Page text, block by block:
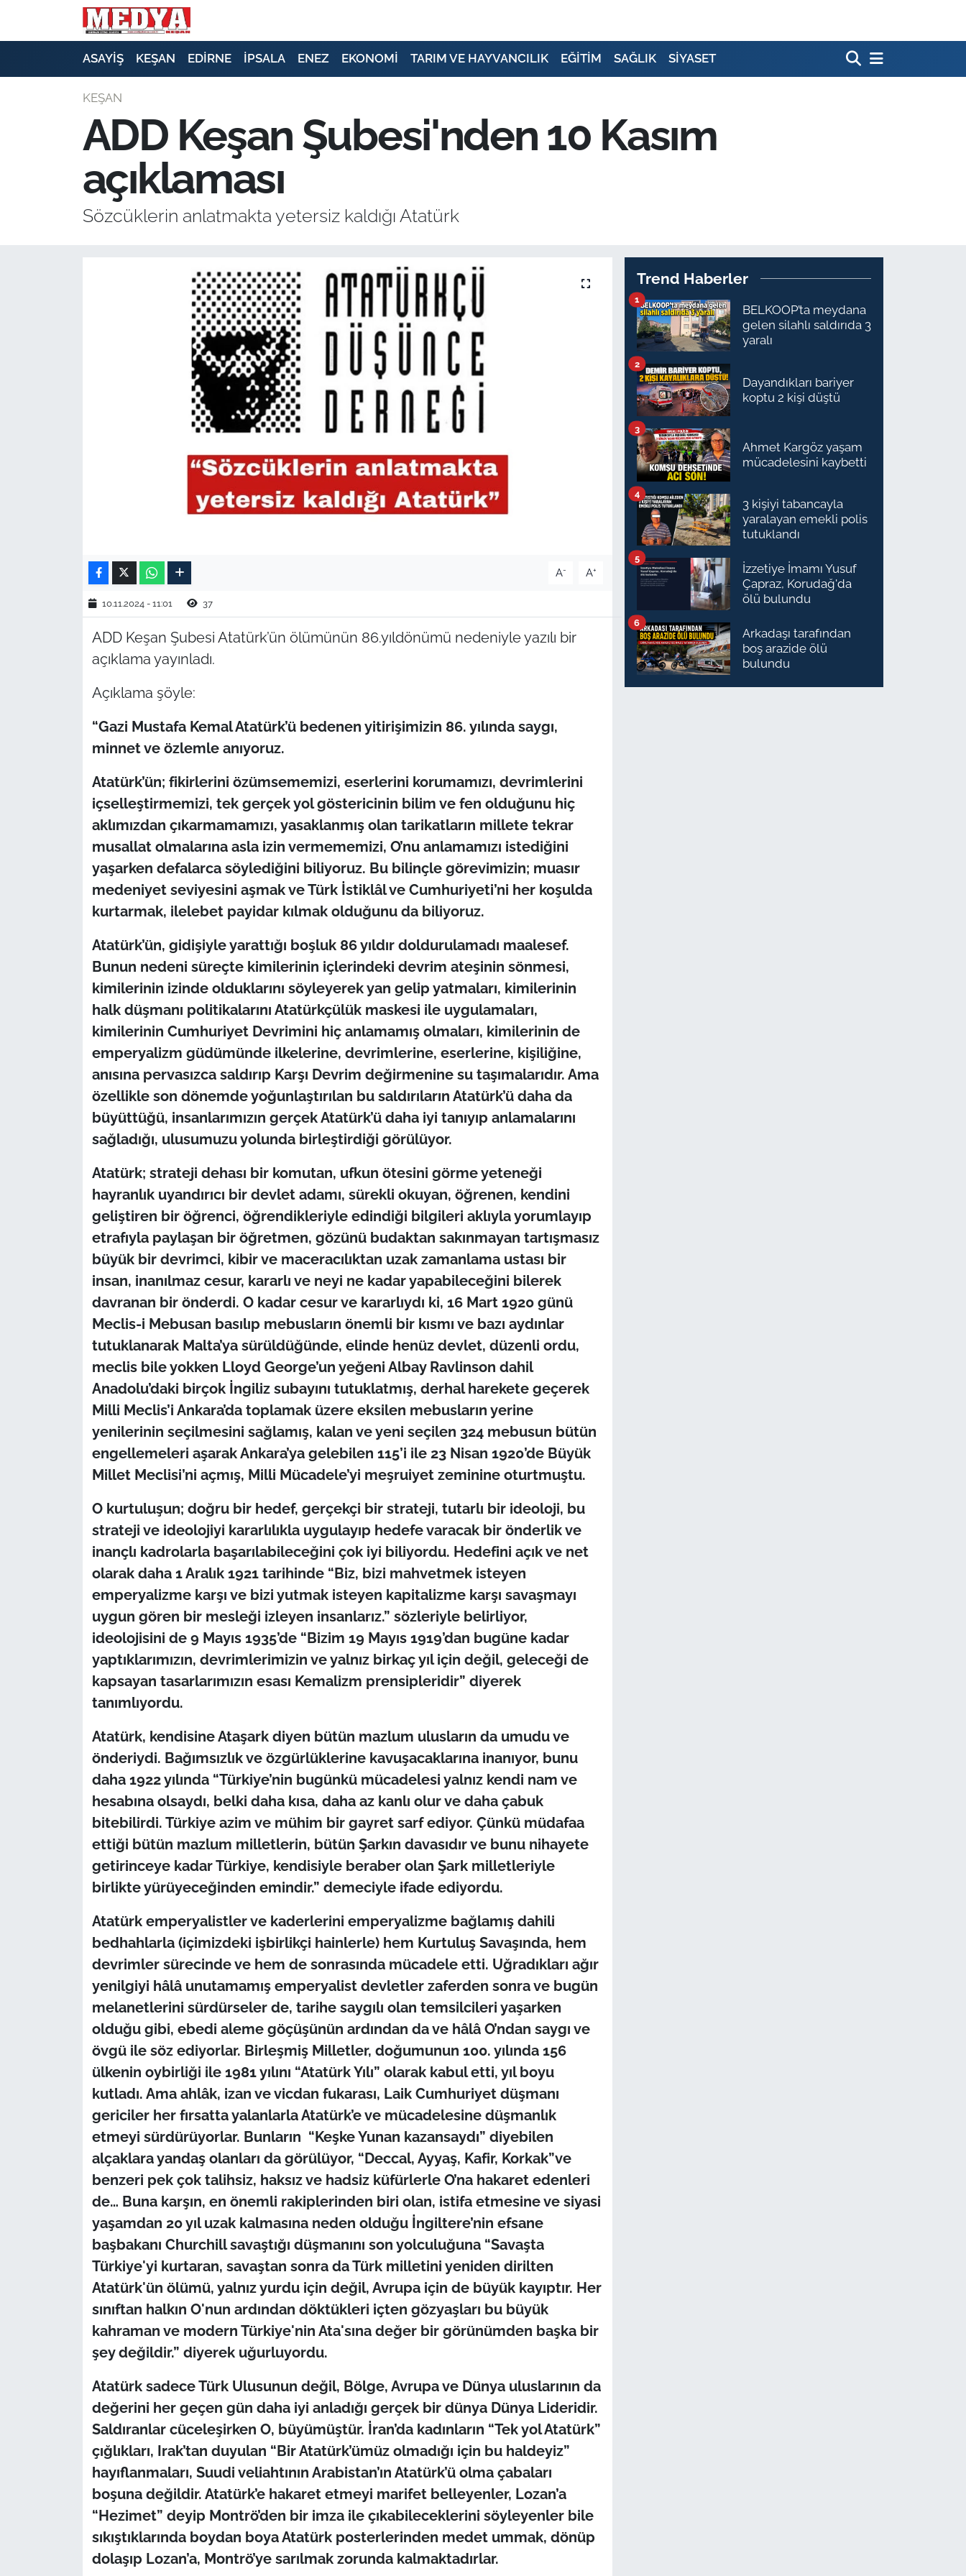
ASAYİŞ KEŞAN EDİRNE İPSALA ENEZ EKONOMİ TARIM VE HAYVANCILIK EĞİTİM SAĞLIK SİYASET
KEŞAN
ADD Keşan Şubesi'nden 10 Kasım
açıklaması
Sözcüklerin anlatmakta yetersiz kaldığı Atatürk
A- A+
10.11.2024 - 11:01 37
ADD Keşan Şubesi Atatürk’ün ölümünün 86.yıldönümü nedeniyle yazılı bir
açıklama yayınladı.
Açıklama şöyle:
“Gazi Mustafa Kemal Atatürk’ü bedenen yitirişimizin 86. yılında saygı,
minnet ve özlemle anıyoruz.
Atatürk’ün; fikirlerini özümsememizi, eserlerini korumamızı, devrimlerini
içselleştirmemizi, tek gerçek yol göstericinin bilim ve fen olduğunu hiç
aklımızdan çıkarmamamızı, yasaklanmış olan tarikatların millete tekrar
musallat olmalarına asla izin vermememizi, O’nu anlamamızı istediğini
yaşarken defalarca söylediğini biliyoruz. Bu bilinçle görevimizin; muasır
medeniyet seviyesini aşmak ve Türk İstiklâl ve Cumhuriyeti’ni her koşulda
kurtarmak, ilelebet payidar kılmak olduğunu da biliyoruz.
Atatürk’ün, gidişiyle yarattığı boşluk 86 yıldır doldurulamadı maalesef.
Bunun nedeni süreçte kimilerinin içlerindeki devrim ateşinin sönmesi,
kimilerinin izinde olduklarını söyleyerek yan gelip yatmaları, kimilerinin
halk düşmanı politikalarını Atatürkçülük maskesi ile uygulamaları,
kimilerinin Cumhuriyet Devrimini hiç anlamamış olmaları, kimilerinin de
emperyalizm güdümünde ilkelerine, devrimlerine, eserlerine, kişiliğine,
anısına pervasızca saldırıp Karşı Devrim değirmenine su taşımalarıdır. Ama
özellikle son dönemde yoğunlaştırılan bu saldırıların Atatürk’ü daha da
büyüttüğü, insanlarımızın gerçek Atatürk’ü daha iyi tanıyıp anlamalarını
sağladığı, ulusumuzu yolunda birleştirdiği görülüyor.
Atatürk; strateji dehası bir komutan, ufkun ötesini görme yeteneği
hayranlık uyandırıcı bir devlet adamı, sürekli okuyan, öğrenen, kendini
geliştiren bir öğrenci, öğrendikleriyle edindiği bilgileri aklıyla yorumlayıp
etrafıyla paylaşan bir öğretmen, gözünü budaktan sakınmayan tartışmasız
büyük bir devrimci, kibir ve maceracılıktan uzak zamanlama ustası bir
insan, inanılmaz cesur, kararlı ve neyi ne kadar yapabileceğini bilerek
davranan bir önderdi. O kadar cesur ve kararlıydı ki, 16 Mart 1920 günü
Meclis-i Mebusan basılıp mebusların önemli bir kısmı ve bazı aydınlar
tutuklanarak Malta’ya sürüldüğünde, elinde henüz devlet, düzenli ordu,
meclis bile yokken Lloyd George’un yeğeni Albay Ravlinson dahil
Anadolu’daki birçok İngiliz subayını tutuklatmış, derhal harekete geçerek
Milli Meclis’i Ankara’da toplamak üzere eksilen mebusların yerine
yenilerinin seçilmesini sağlamış, kalan ve yeni seçilen 324 mebusun bütün
engellemeleri aşarak Ankara’ya gelebilen 115’i ile 23 Nisan 1920’de Büyük
Millet Meclisi’ni açmış, Milli Mücadele’yi meşruiyet zeminine oturtmuştu.
O kurtuluşun; doğru bir hedef, gerçekçi bir strateji, tutarlı bir ideoloji, bu
strateji ve ideolojiyi kararlılıkla uygulayıp hedefe varacak bir önderlik ve
inançlı kadrolarla başarılabileceğini çok iyi biliyordu. Hedefini açık ve net
olarak daha 1 Aralık 1921 tarihinde “Biz, bizi mahvetmek isteyen
emperyalizme karşı ve bizi yutmak isteyen kapitalizme karşı savaşmayı
uygun gören bir mesleği izleyen insanlarız.” sözleriyle belirliyor,
ideolojisini de 9 Mayıs 1935’de “Bizim 19 Mayıs 1919’dan bugüne kadar
yaptıklarımızın, devrimlerimizin ve yalnız birkaç yıl için değil, geleceği de
kapsayan tasarlarımızın esası Kemalizm prensipleridir” diyerek
tanımlıyordu.
Atatürk, kendisine Ataşark diyen bütün mazlum ulusların da umudu ve
önderiydi. Bağımsızlık ve özgürlüklerine kavuşacaklarına inanıyor, bunu
daha 1922 yılında “Türkiye’nin bugünkü mücadelesi yalnız kendi nam ve
hesabına olsaydı, belki daha kısa, daha az kanlı olur ve daha çabuk
bitebilirdi. Türkiye azim ve mühim bir gayret sarf ediyor. Çünkü müdafaa
ettiği bütün mazlum milletlerin, bütün Şarkın davasıdır ve bunu nihayete
getirinceye kadar Türkiye, kendisiyle beraber olan Şark milletleriyle
birlikte yürüyeceğinden emindir.” demeciyle ifade ediyordu.
Atatürk emperyalistler ve kaderlerini emperyalizme bağlamış dahili
bedhahlarla (içimizdeki işbirlikçi hainlerle) hem Kurtuluş Savaşında, hem
devrimler sürecinde ve hem de sonrasında mücadele etti. Uğradıkları ağır
yenilgiyi hâlâ unutamamış emperyalist devletler zaferden sonra ve bugün
melanetlerini sürdürseler de, tarihe saygılı olan temsilcileri yaşarken
olduğu gibi, ebedi aleme göçüşünün ardından da ve hâlâ O’ndan saygı ve
övgü ile söz ediyorlar. Birleşmiş Milletler, doğumunun 100. yılında 156
ülkenin oybirliği ile 1981 yılını “Atatürk Yılı” olarak kabul etti, yıl boyu
kutladı. Ama ahlâk, izan ve vicdan fukarası, Laik Cumhuriyet düşmanı
gericiler her fırsatta yalanlarla Atatürk’e ve mücadelesine düşmanlık
etmeyi sürdürüyorlar. Bunların “Keşke Yunan kazansaydı” diyebilen
alçaklara yandaş olanları da görülüyor, “Deccal, Ayyaş, Kafir, Korkak”ve
benzeri pek çok talihsiz, haksız ve hadsiz küfürlerle O’na hakaret edenleri
de… Buna karşın, en önemli rakiplerinden biri olan, istifa etmesine ve siyasi
yaşamdan 20 yıl uzak kalmasına neden olduğu İngiltere’nin efsane
başbakanı Churchill savaştığı düşmanını son yolculuğuna “Savaşta
Türkiye'yi kurtaran, savaştan sonra da Türk milletini yeniden dirilten
Atatürk'ün ölümü, yalnız yurdu için değil, Avrupa için de büyük kayıptır. Her
sınıftan halkın O'nun ardından döktükleri içten gözyaşları bu büyük
kahraman ve modern Türkiye'nin Ata'sına değer bir görünümden başka bir
şey değildir.” diyerek uğurluyordu.
Atatürk sadece Türk Ulusunun değil, Bölge, Avrupa ve Dünya uluslarının da
değerini her geçen gün daha iyi anladığı gerçek bir dünya Dünya Lideridir.
Saldıranlar cüceleşirken O, büyümüştür. İran’da kadınların “Tek yol Atatürk”
çığlıkları, Irak’tan duyulan “Bir Atatürk’ümüz olmadığı için bu haldeyiz”
hayıflanmaları, Suudi veliahtının Arabistan’ın Atatürk’ü olma çabaları
boşuna değildir. Atatürk’e hakaret etmeyi marifet belleyenler, Lozan’a
“Hezimet” deyip Montrö’den bir imza ile çıkabileceklerini söyleyenler bile
sıkıştıklarında boydan boya Atatürk posterlerinden medet ummak, dönüp
dolaşıp Lozan’a, Montrö’ye sarılmak zorunda kalmaktadırlar.
Trend Haberler
BELKOOP’ta meydana
gelen silahlı saldırıda 3
yaralı
1
Dayandıkları bariyer
koptu 2 kişi düştü
2
Ahmet Kargöz yaşam
mücadelesini kaybetti
3
3 kişiyi tabancayla
yaralayan emekli polis
tutuklandı
4
İzzetiye İmamı Yusuf
Çapraz, Korudağ'da
ölü bulundu
5
Arkadaşı tarafından
boş arazide ölü
bulundu
6
E-GAZETE
TEKİRDAĞ
KIRKLARELİ
ÇANAKKALE
Dış Haberler
İş Dünyası
Bilim Teknoloji
Canlı Maç
Gündem-Eğitim